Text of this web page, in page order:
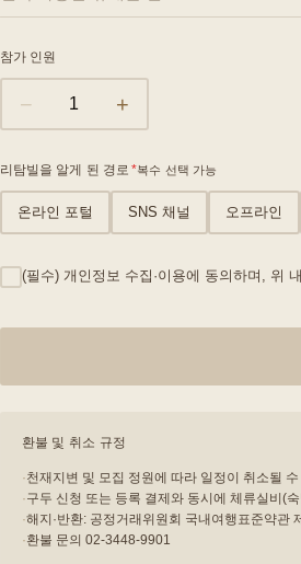
참가 인원
− 1 +
리탐빌을 알게 된 경로 *복수 선택 가능
온라인 포털 SNS 채널 오프라인
(필수) 개인정보 수집·이용에 동의하며, 위
환불 및 취소 규정
·천재지변 및 모집 정원에 따라 일정이 취소될
·구두 신청 또는 등록 결제와 동시에 체류실비(
·해지·반환: 공정거래위원회 국내여행표준약관
·환불 문의 02-3448-9901